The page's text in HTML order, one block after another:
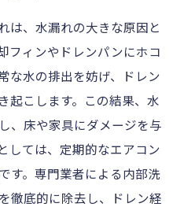
は、水漏れの大きな原因と
フィンやドレンパンにホコ
な水の排出を妨げ、ドレン
起こします。この結果、水
、床や家具にダメージを与
しては、定期的なエアコン
す。専門業者による内部洗
徹底的に除去し、ドレン経